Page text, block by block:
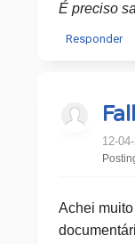
É preciso
Responder
12-
Achei